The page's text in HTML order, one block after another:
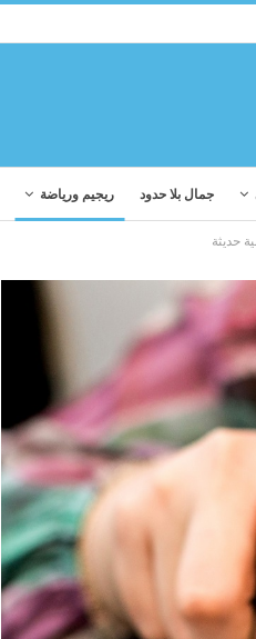
جمال بلا حدود ريجيم ورياضة
حديثة